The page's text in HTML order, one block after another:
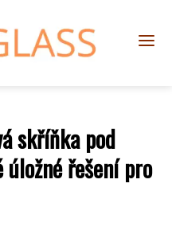
skříňka pod
řešení pro